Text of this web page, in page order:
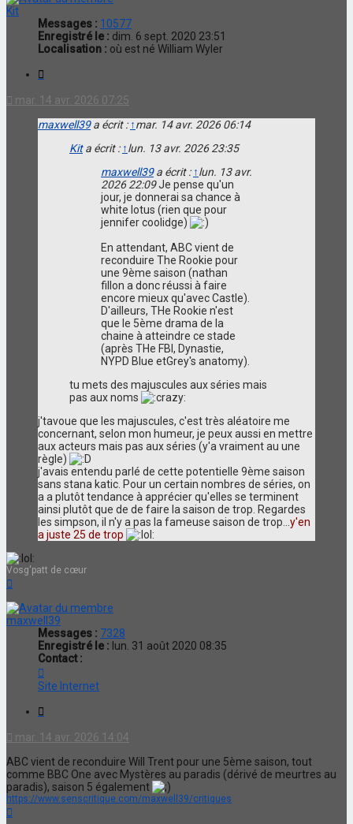
Kit
Messages : 10577
Enregistré le : dim. 6 sept. 2020 23:51
Localisation : où est né William Wyler
mar. 14 avr. 2026 07:25
maxwell39a écrit : ↑mar. 14 avr. 2026 06:14
Kita écrit : ↑lun. 13 avr. 2026 23:35
maxwell39a écrit : ↑lun. 13 avr.
2026 22:09Je pense qu'un
jour, je donnerai sa chance à
white lotus (rien que pour
jennifer coolidge)
En attendant, ABC vient de
reconduire The Rookie pour
une 9ème saison (nathan
fillon a donc réussi à faire
encore mieux qu'avec Castle).
D'ailleurs, THe Rookie n'est
que le 5ème drama de la
chaine à atteindre ce stade
(après THe FBI, Dynastie,
NYPD Blue etGrey's anatomy).
tu mets des majuscules aux séries mais
pas aux noms
j'tavoue que les majuscules, c'est très aléatoire me
concernant, selon mon humeur, je peux aussi en mettre
aux acteurs mais pas aux séries (y'a vraiment au une
règle)
j'avais entendu parlé de cette potentielle 9ème saison
sans stana katic. Pour un certain nombres de séries, on
a a plutôt tendance à apprécier qu'elles se terminent
ainsi plutôt que de de faire la saison de trop. Regardes
les simpson, il n'y a pas la fameuse saison de trop... y'en
a juste 25 de trop
Vosg'patt de cœur
maxwell39
Messages : 7328
Enregistré le : lun. 31 août 2020 08:35
Contact :
maxwell39
Site Internet
mar. 14 avr. 2026 14:04
ABC vient de reconduire Will Trent pour une 5ème saison, tout
comme BBC One avec Mystères au paradis (dérivé de meurtres au
paradis), saison 5 également
https://www.senscritique.com/maxwell39/critiques